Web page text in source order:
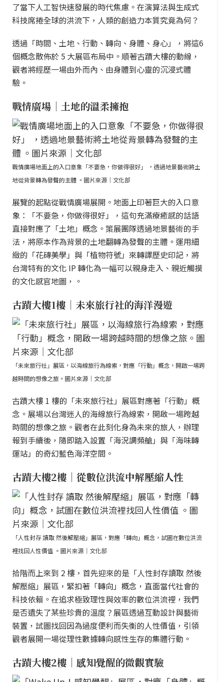
了當下人工智快速發展的時代焦慮。在演算法與生成式
科技席捲全球的洪流下，人類的創造力本質究竟為何？
透過「時間、土地、行動、轉向、身體、身心」，將這6
個概念散佈於 5 大展區布局中。順著古蹟大樓的動線，
觀者將經歷一場由外而內、由身體到心靈的沉浸式體
驗。
戰情廣場｜土地的溫柔擁抱
戰情廣場地面上的入口意象「不要急，你做得很好」 ，透過地景藝術將土
地從背景轉為發聲的主體 。圖片來源｜文化部
展覽的起點從戰情廣場展開。地面上印著巨大的入口意
象：「不要急，你做得很好」，這句充滿療癒感的話語
直接對應了「土地」概念。策展團隊透過地景藝術的手
法，將原本作為背景的土地翻轉為發聲的主體。運用細
緻的「花磚美學」與「植物符號」來轉譯歷史印記，將
台灣特有的文化 IP 轉化為一幅可以親身走入、親近觸摸
的文化感官地圖，。
古蹟大樓1樓｜未來旅行社的海洋漫遊
「未來旅行社」展區，以海線旅行為線索，對應「行動」概念，開啟一場跨
越時間的想像之旅。圖片來源｜文化部
古蹟大樓 1 樓的「未來旅行社」展區對應著「行動」概
念。展場以台灣迷人的海線旅行為線索，開啟一場跨越
時間的想像之旅。觀者在此刻化身為未來的旅人，辦理
報到手續後，隨即踏入設置「海況調頻艙」與「海味轉
運站」的奇幻藍色海洋空間。
古蹟大樓2樓｜從數位洪流中解壓縮人性
「人性封存 讀取 然後解壓縮」展區，對應「轉向」概念，試圖在數位洪流
裡找回人性價值 。圖片來源｜文化部
拾階而上來到 2 樓，首先迎來的是「人性封存讀取 然後
解壓縮」展區，緊扣著「轉向」概念，直面當代社會的
科技依賴。在追求極致理性與效率的數位洪流裡，我們
是否遺失了某些珍貴的溫度？展區透過互動設計與藝術
裝置，試圖找回因為過度便利而失衡的人性價值，引領
觀者展開一場從理性數據轉向感性生存的集體行動。
古蹟大樓2樓｜感知覺醒的微觀實驗